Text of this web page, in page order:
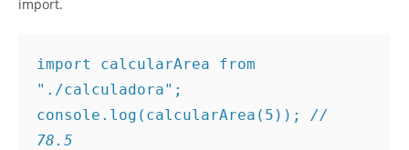
import.
import calcularArea from
"./calculadora";
console.log(calcularArea(5)); //
78.5